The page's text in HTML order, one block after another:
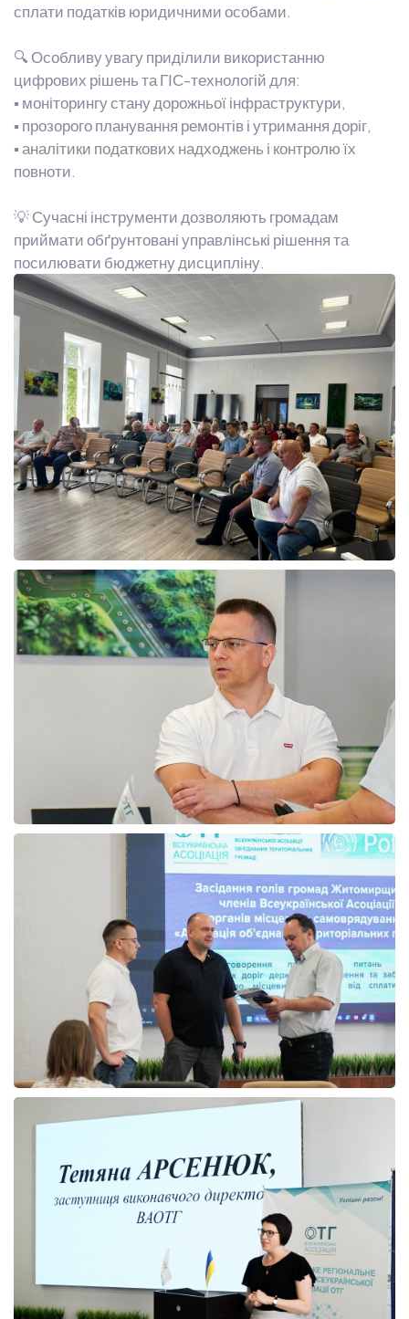
сплати податків юридичними особами.
🔍 Особливу увагу приділили використанню
цифрових рішень та ГІС-технологій для:
▪️ моніторингу стану дорожньої інфраструктури,
▪️ прозорого планування ремонтів і утримання доріг,
▪️ аналітики податкових надходжень і контролю їх
повноти.
💡 Сучасні інструменти дозволяють громадам
приймати обґрунтовані управлінські рішення та
посилювати бюджетну дисципліну.